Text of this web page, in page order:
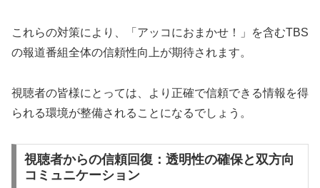
これらの対策により、「アッコにおまかせ！」を含むTBS
の報道番組全体の信頼性向上が期待されます。
視聴者の皆様にとっては、より正確で信頼できる情報を得
られる環境が整備されることになるでしょう。
視聴者からの信頼回復：透明性の確保と双方向
コミュニケーション